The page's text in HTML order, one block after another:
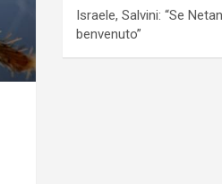
Israele, Salvini: “Se
benvenuto”